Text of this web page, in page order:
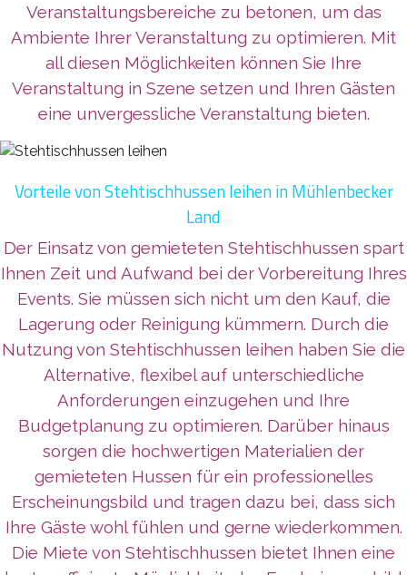
Veranstaltungsbereiche zu betonen, um das
Ambiente Ihrer Veranstaltung zu optimieren. Mit
all diesen Möglichkeiten können Sie Ihre
Veranstaltung in Szene setzen und Ihren Gästen
eine unvergessliche Veranstaltung bieten.
Vorteile von Stehtischhussen leihen in Mühlenbecker
Land
Der Einsatz von gemieteten Stehtischhussen spart
Ihnen Zeit und Aufwand bei der Vorbereitung Ihres
Events. Sie müssen sich nicht um den Kauf, die
Lagerung oder Reinigung kümmern. Durch die
Nutzung von Stehtischhussen leihen haben Sie die
Alternative, flexibel auf unterschiedliche
Anforderungen einzugehen und Ihre
Budgetplanung zu optimieren. Darüber hinaus
sorgen die hochwertigen Materialien der
gemieteten Hussen für ein professionelles
Erscheinungsbild und tragen dazu bei, dass sich
Ihre Gäste wohl fühlen und gerne wiederkommen.
Die Miete von Stehtischhussen bietet Ihnen eine